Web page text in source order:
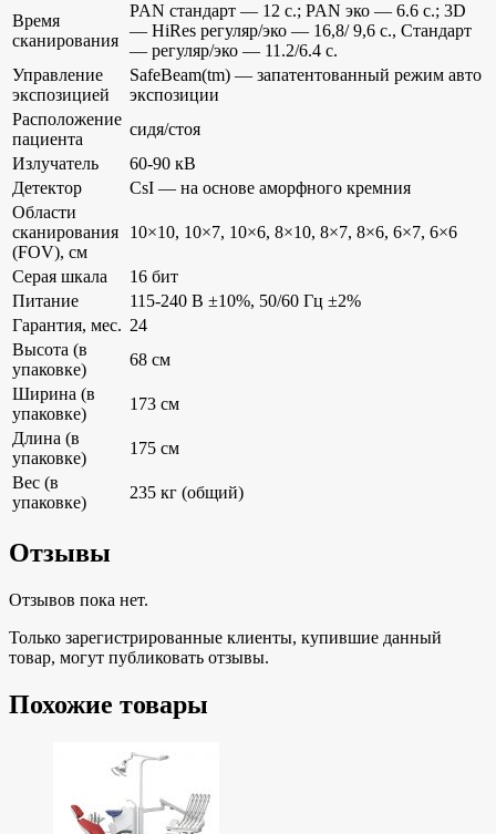
Время
сканирования
PAN стандарт — 12 с.; PAN эко — 6.6 с.; 3D
— HiRes регуляр/эко — 16,8/ 9,6 с., Стандарт
— регуляр/эко — 11.2/6.4 с.
Управление
экспозицией
SafeBeam(tm) — запатентованный режим авто
экспозиции
Расположение
пациента
сидя/стоя
Излучатель
60-90 кВ
Детектор
CsI — на основе аморфного кремния
Области
сканирования
(FOV), см
10×10, 10×7, 10×6, 8×10, 8×7, 8×6, 6×7, 6×6
Серая шкала
16 бит
Питание
115-240 В ±10%, 50/60 Гц ±2%
Гарантия, мес. 24
Высота (в
упаковке)
68 см
Ширина (в
упаковке)
173 см
Длина (в
упаковке)
175 см
Вес (в
упаковке)
235 кг (общий)
Отзывы
Отзывов пока нет.
Только зарегистрированные клиенты, купившие данный
товар, могут публиковать отзывы.
Похожие товары